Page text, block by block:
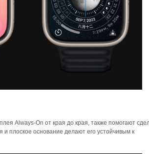
Always-On от края до края, также помогают
плоское основание делают его устойчивым к